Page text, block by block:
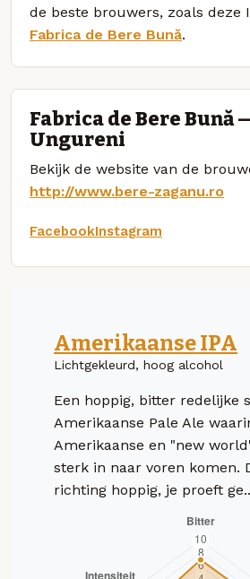
de beste brouwers, zoals deze
Fabrica de Bere Bună.
Fabrica de Bere Bună
Ungureni
Bekijk de website van de
http://www.bere-zaganu.ro
FacebookInstagram
Amerikaanse IPA
Lichtgekleurd, hoog alcohol
Een hoppig, bitter redelijke
Amerikaanse Pale Ale
Amerikaanse en "new
sterk in naar voren komen.
richting hoppig, je proeft